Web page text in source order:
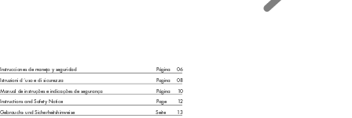
Instrucciones de manejo y seguridad Página
06
Istruzioni d´uso e di sicurezza
Pagina
08
Manual de instruções e indicações de segurança
Página 10
Instructions and Safety Notice Page 12
Gebrauchs- und Sicherheitshinweise
Seite 13